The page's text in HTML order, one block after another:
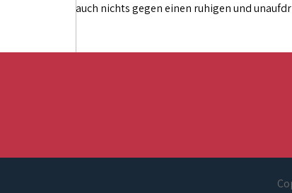
auch nichts gegen einen ruhigen und